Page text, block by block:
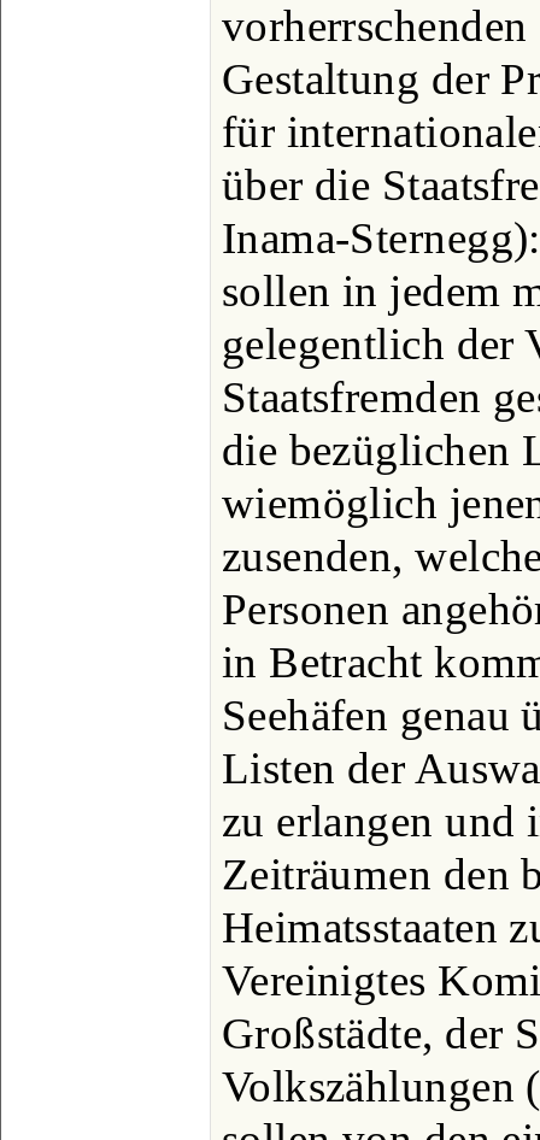
Gestaltung der
für
über die
Inama-
sollen in jedem
gelegentlich der
Staatsfremden
die bezüglichen
wiemöglich
zusenden,
Personen
in Betracht
Seehäfen genau
Listen der
zu erlangen und
Zeiträumen den
Heimatsstaaten
Vereinigtes
Großstädte, der
Volkszählungen